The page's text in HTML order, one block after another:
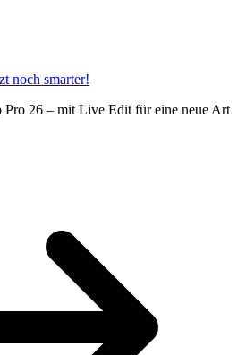
noch smarter!
Pro 26 – mit Live Edit für eine neue Art